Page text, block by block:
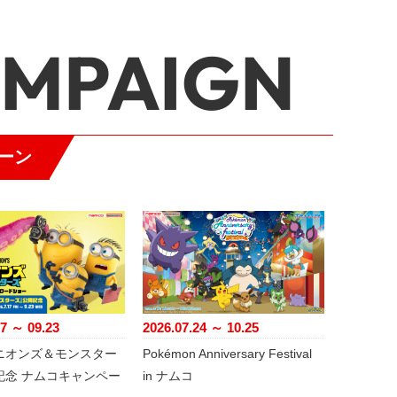
ン
～ 09.23
オンズ＆モンスター
念 ナムコキャンペー
2026.07.24 ～ 10.25
Pokémon Anniversary Festival
in ナムコ